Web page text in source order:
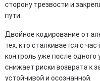
сторону трезвости и
пути.
Двойное кодирование от
тех, кто сталкивается с
контроль уже после одного
снижает риски возврата к
устойчивой и осознанной.